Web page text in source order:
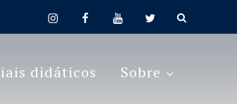
instagramfacebookyoutubetwitter
didáticos Sobre